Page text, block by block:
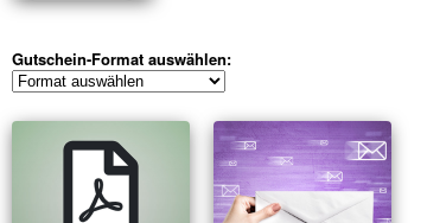
Gutschein-Format auswählen: